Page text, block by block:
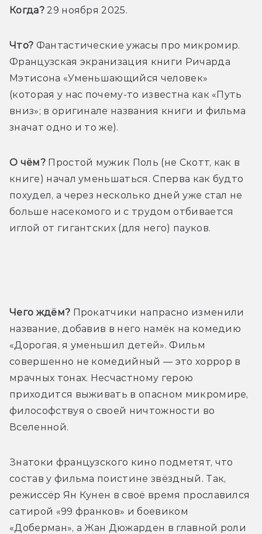
Когда? 29 ноября 2025.
Что? Фантастические ужасы про микромир.
Французская экранизация книги Ричарда
Мэтисона «Уменьшающийся человек»
(которая у нас почему-то известна как «Путь
вниз»; в оригинале названия книги и фильма
значат одно и то же).
О чём? Простой мужик Поль (не Скотт, как в
книге) начал уменьшаться. Сперва как будто
похудел, а через несколько дней уже стал не
больше насекомого и с трудом отбивается
иглой от гигантских (для него) пауков.
Чего ждём? Прокатчики напрасно изменили
название, добавив в него намёк на комедию
«Дорогая, я уменьшил детей». Фильм
совершенно не комедийный — это хоррор в
мрачных тонах. Несчастному герою
приходится выживать в опасном микромире,
философствуя о своей ничтожности во
Вселенной.
Знатоки французского кино подметят, что
состав у фильма поистине звёздный. Так,
режиссёр Ян Кунен в своё время прославился
сатирой «99 франков» и боевиком
«Доберман», а Жан Дюжарден в главной роли